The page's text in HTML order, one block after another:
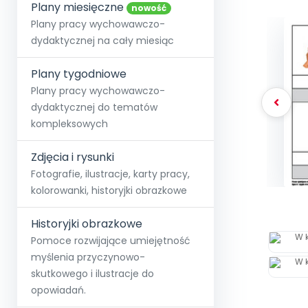
Społeczność
+48 12 631 04 10
kontakt@blizejprzedszkola.pl
O miesięczniku
Strona główna
Strefy,
O Akademii
Akademia
Poznaj pakiet MAX
Testuj przez 7 dni
E-
∞Pakiet
Pełen
Wszystkie projekty
Skontaktuj się
Dodaj wpis
Plany miesięczne nowość
Plany pracy wychowawczo-
dydaktycznej na cały miesiąc
Plany tygodniowe
Plany pracy wychowawczo-
dydaktycznej do tematów
kompleksowych
Zdjęcia i rysunki
Fotografie, ilustracje, karty pracy,
kolorowanki, historyjki obrazkowe
Historyjki obrazkowe
Pomoce rozwijające umiejętność
myślenia przyczynowo-
skutkowego i ilustracje do
opowiadań.